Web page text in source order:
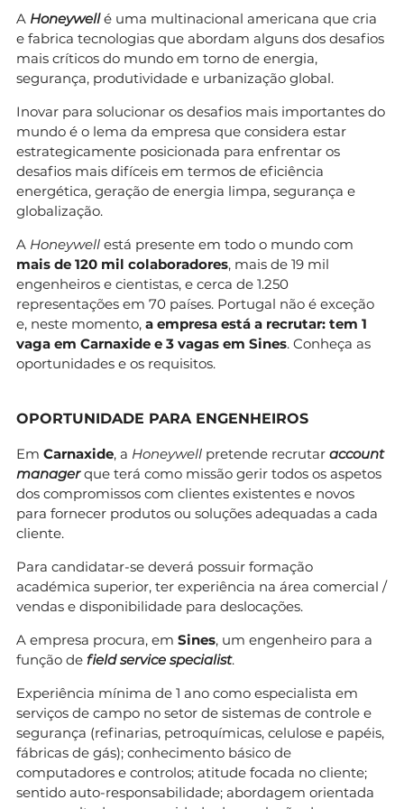
A Honeywellé uma multinacional americana que cria
e fabrica tecnologias que abordam alguns dos desafios
mais críticos do mundo em torno de energia,
segurança, produtividade e urbanização global.
Inovar para solucionar os desafios mais importantes do
mundo é o lema da empresa que considera estar
estrategicamente posicionada para enfrentar os
desafios mais difíceis em termos de eficiência
energética, geração de energia limpa, segurança e
globalização.
A Honeywell está presente em todo o mundo com
mais de 120 mil colaboradores, mais de 19 mil
engenheiros e cientistas, e cerca de 1.250
representações em 70 países. Portugal não é exceção
e, neste momento, a empresa está a recrutar: tem 1
vaga em Carnaxide e 3 vagas em Sines. Conheça as
oportunidades e os requisitos.
OPORTUNIDADE PARA ENGENHEIROS
Em Carnaxide, a Honeywell pretende recrutar account
managerque terá como missão gerir todos os aspetos
dos compromissos com clientes existentes e novos
para fornecer produtos ou soluções adequadas a cada
cliente.
Para candidatar-se deverá possuir formação
académica superior, ter experiência na área comercial /
vendas e disponibilidade para deslocações.
A empresa procura, em Sines, um engenheiro para a
função de field service specialist.
Experiência mínima de 1 ano como especialista em
serviços de campo no setor de sistemas de controle e
segurança (refinarias, petroquímicas, celulose e papéis,
fábricas de gás); conhecimento básico de
computadores e controlos; atitude focada no cliente;
sentido auto-responsabilidade; abordagem orientada